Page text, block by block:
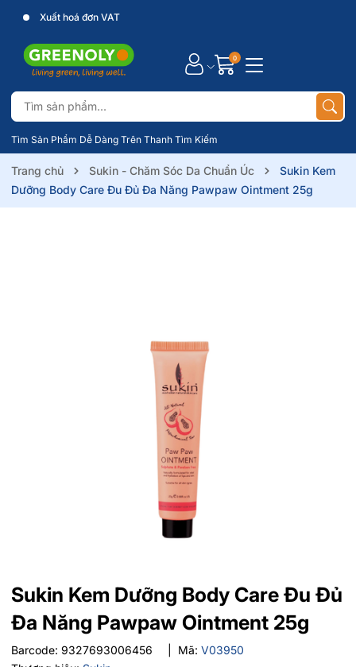
Xuất hoá đơn VAT
Tìm Sản Phẩm Dễ Dàng Trên Thanh Tìm Kiếm
0
Trang chủ Sukin - Chăm Sóc Da Chuẩn Úc
Sukin Kem
Dưỡng Body Care Đu Đủ Đa Năng Pawpaw Ointment 25g
Sukin Kem Dưỡng Body Care Đu Đủ
Đa Năng Pawpaw Ointment 25g
Barcode: 9327693006456 Mã: V03950